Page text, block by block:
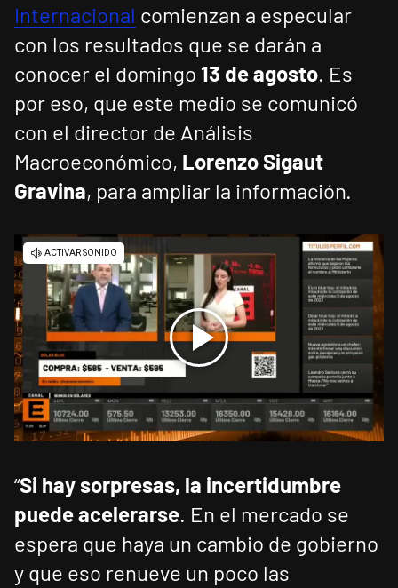
Internacional comienzan a especular
con los resultados que se darán a
conocer el domingo 13 de agosto. Es
por eso, que este medio se comunicó
con el director de Análisis
Macroeconómico, Lorenzo Sigaut
Gravina, para ampliar la información.
“Si hay sorpresas, la incertidumbre
puede acelerarse. En el mercado se
espera que haya un cambio de gobierno
y que eso renueve un poco las